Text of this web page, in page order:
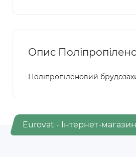
Опис
Поліпропіленовий
Eurovat - Інтернет-